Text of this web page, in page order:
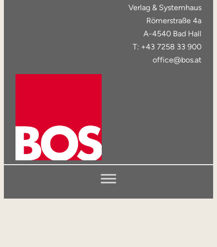
Verlag & Systemhaus
Römerstraße 4a
A-4540 Bad Hall
T: +43 7258 33 900
office@bos.at